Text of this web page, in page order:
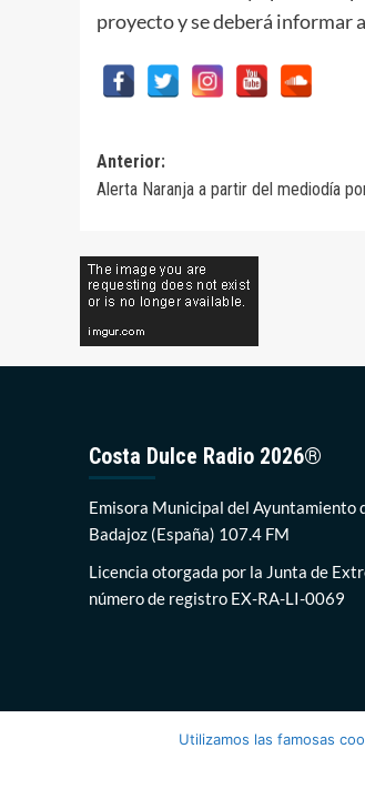
proyecto y se deberá informar
Navegación
de
Anterior:
Alerta Naranja a partir del mediodía
Costa Dulce Radio 2026®
Emisora Municipal del Ayuntamiento
Badajoz (España) 107.4 FM
Licencia otorgada por la Junta de
número de registro EX-RA-LI-0069
Utilizamos las famosas